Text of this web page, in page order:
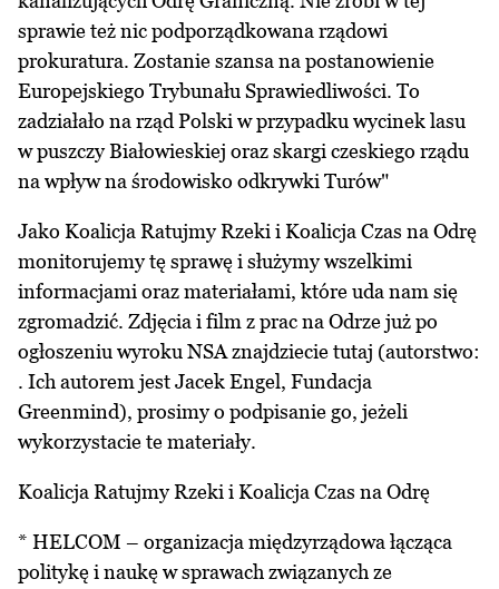
sprawie też nic podporządkowana rządowi
prokuratura. Zostanie szansa na postanowienie
Europejskiego Trybunału Sprawiedliwości. To
zadziałało na rząd Polski w przypadku wycinek lasu
w puszczy Białowieskiej oraz skargi czeskiego rządu
na wpływ na środowisko odkrywki Turów"
Jako Koalicja Ratujmy Rzeki i Koalicja Czas na Odrę
monitorujemy tę sprawę i służymy wszelkimi
informacjami oraz materiałami, które uda nam się
zgromadzić. Zdjęcia i film z prac na Odrze już po
ogłoszeniu wyroku NSA znajdziecie tutaj (autorstwo:
. Ich autorem jest Jacek Engel, Fundacja
Greenmind), prosimy o podpisanie go, jeżeli
wykorzystacie te materiały.
Koalicja Ratujmy Rzeki i Koalicja Czas na Odrę
* HELCOM – organizacja międzyrządowa łącząca
politykę i naukę w sprawach związanych ze